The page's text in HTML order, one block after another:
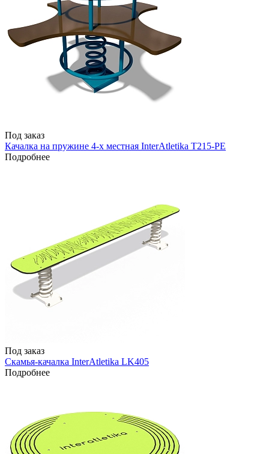
Под заказ
Качалка на пружине 4-х местная InterAtletika T215-PE
Подробнее
Под заказ
Скамья-качалка InterAtletika LK405
Подробнее